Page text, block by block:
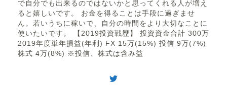
で自分でも出来るのではないかと思ってくれる人が増え
ると嬉しいです。 お金を得ることは手段に過ぎませ
ん。若いうちに稼いで、自分の時間をより大切なことに
使いたいです。 【2019投資戦歴】 投資資金合計 300万
2019年度単年損益(年利) FX 15万(15%) 投信 9万(7%)
株式 4万(8%) ※投信、株式は含み益